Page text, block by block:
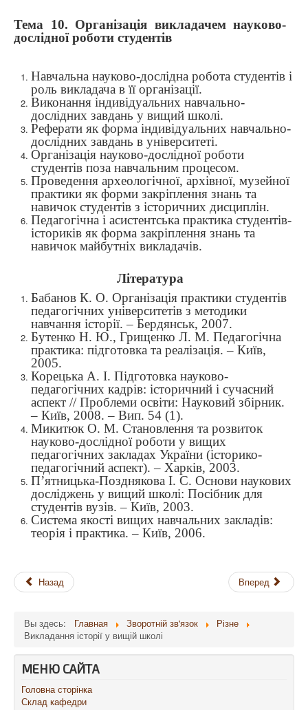
Тема 10. Організація викладачем науково-
дослідної роботи студентів
Навчальна науково-дослідна робота студентів і
роль викладача в її організації.
Виконання індивідуальних навчально-
дослідних завдань у вищий школі.
Реферати як форма індивідуальних навчально-
дослідних завдань в університеті.
Організація науково-дослідної роботи
студентів поза навчальним процесом.
Проведення археологічної, архівної, музейної
практики як форми закріплення знань та
навичок студентів з історичних дисциплін.
Педагогічна і асистентська практика студентів-
істориків як форма закріплення знань та
навичок майбутніх викладачів.
Література
Бабанов К. О. Організація практики студентів
педагогічних університетів з методики
навчання історії. – Бердянськ, 2007.
Бутенко Н. Ю., Грищенко Л. М. Педагогічна
практика: підготовка та реалізація. – Київ,
2005.
Корецька А. І. Підготовка науково-
педагогічних кадрів: історичний і сучасний
аспект // Проблеми освіти: Науковий збірник.
– Київ, 2008. – Вип. 54 (1).
Микитюк О. М. Становлення та розвиток
науково-дослідної роботи у вищих
педагогічних закладах України (історико-
педагогічний аспект). – Харків, 2003.
П’ятницька-Позднякова І. С. Основи наукових
досліджень у вищий школі: Посібник для
студентів вузів. – Київ, 2003.
Система якості вищих навчальних закладів:
теорія і практика. – Київ, 2006.
Назад Вперед
Вы здесь: Главная Зворотній зв'язок
Різне
Викладання історії у вищій школі
МЕНЮ САЙТА
Головна сторінка
Склад кафедри